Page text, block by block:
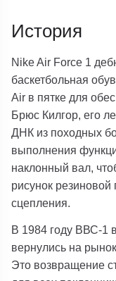
История
Nike Air Force 1
баскетбольная
Air в пятке для
Брюс Килгор, его
ДНК из походных
выполнения
наклонный вал,
рисунок
сцепления.
В 1984 году ВВС-1
вернулись на
Это возвращение